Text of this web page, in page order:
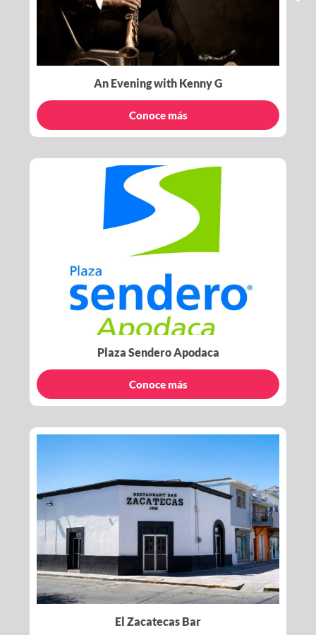
An Evening with Kenny G
Conoce más
Plaza Sendero Apodaca
Conoce más
El Zacatecas Bar